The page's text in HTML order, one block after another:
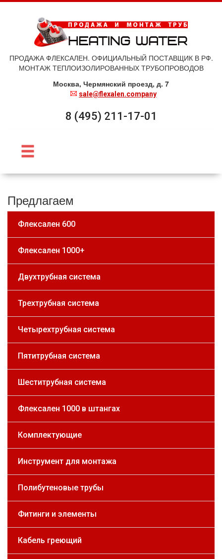
ПРОДАЖА ФЛЕКСАЛЕН. ОФИЦИАЛЬНЫЙ ПОСТАВЩИК В РФ.
МОНТАЖ ТЕПЛОИЗОЛИРОВАННЫХ ТРУБОПРОВОДОВ
Москва, Чермянский проезд, д. 7
sale@flexalen.company
8 (495) 211-17-01
Предлагаем
Флексален 600
Флексален 1000+
Двухтрубная система
Трехтрубная система
Четырехтрубная система
Пятитрубная система
Шеститрубная система
Флексален 1000 в штангах
Комплектующие
Инструмент для монтажа
Полибутеновые трубы
Фитинги и элементы
Кабель греющий